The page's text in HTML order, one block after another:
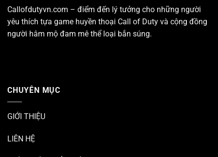
Callofdutyvn.com – điểm đến lý tưởng cho những người
yêu thích tựa game huyền thoại Call of Duty và cộng đồng
người hâm mộ đam mê thể loại bắn súng.
CHUYÊN MỤC
GIỚI THIỆU
LIÊN HỆ